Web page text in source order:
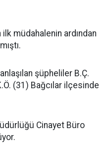
müdahalenin ardından
şüpheliler B.Ç.
(31) Bağcılar ilçesinde
Cinayet Büro